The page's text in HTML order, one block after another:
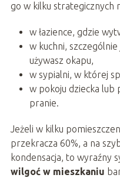
go w kilku strategicznych
w łazience, gdzie
w kuchni,
używasz okapu,
w sypialni, w której
w pokoju dziecka lub
pranie.
Jeżeli w kilku
przekracza 60%, a na
kondensacja, to wyraźny
wilgoć w mieszkaniu